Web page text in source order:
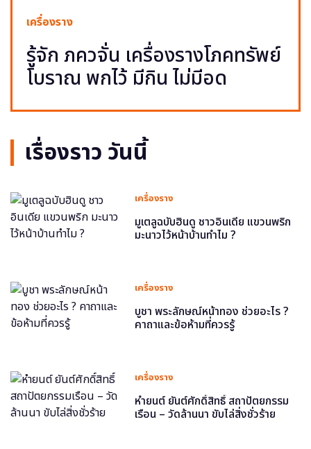
เครื่องราง
รู้จัก ภควจั่น เครื่องรางโภคทรัพย์
โบราณ พกไว้ มีกิน ไม่มีอด
เรื่องราว วันนี้
เครื่องราง
มูเตลูฉบับฮินดู ชาวอินเดีย แขวนพริก
มะนาวไว้หน้าบ้านทำไม ?
เครื่องราง
บูชา พระลักษณ์หน้าทอง ช่วยอะไร ?
คาถาและข้อห้ามที่ควรรู้
เครื่องราง
หำยนต์ ยันต์ศักดิ์สิทธิ์ สถาปัตยกรรม
เรือน – วัดล้านนา ขับไล่สิ่งชั่วร้าย